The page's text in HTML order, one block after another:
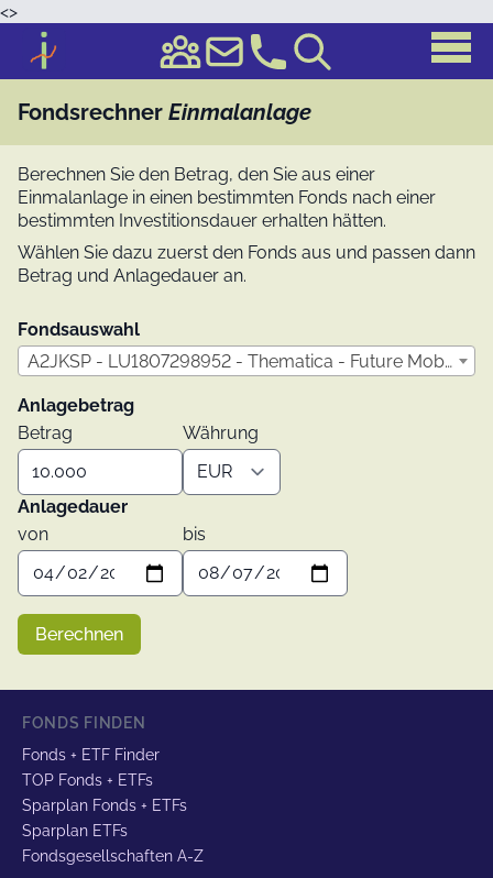
<>
Fondsrechner Einmalanlage
Berechnen Sie den Betrag, den Sie aus einer
Einmalanlage in einen bestimmten Fonds nach einer
bestimmten Investitionsdauer erhalten hätten.
Wählen Sie dazu zuerst den Fonds aus und passen dann
Betrag und Anlagedauer an.
Fondsauswahl
A2JKSP - LU1807298952 - Thematica - Future Mobility Retail USD Acc
Anlagebetrag
Betrag
Währung
Anlagedauer
von
bis
Berechnen
FONDS FINDEN
Fonds + ETF Finder
TOP Fonds + ETFs
Sparplan Fonds + ETFs
Sparplan ETFs
Fondsgesellschaften A-Z